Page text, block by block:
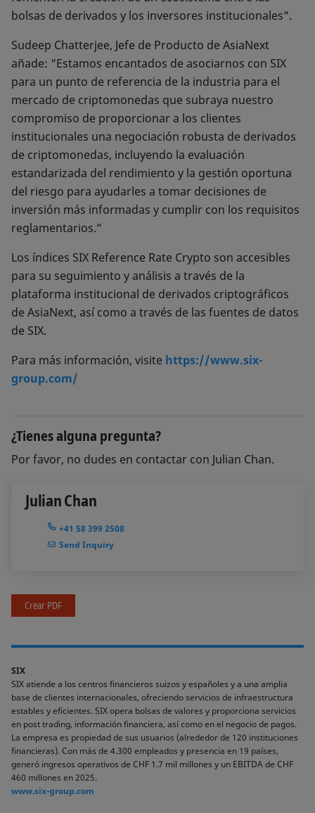
bolsas de derivados y los inversores institucionales".
Sudeep Chatterjee, Jefe de Producto de AsiaNext
añade: "Estamos encantados de asociarnos con SIX
para un punto de referencia de la industria para el
mercado de criptomonedas que subraya nuestro
compromiso de proporcionar a los clientes
institucionales una negociación robusta de derivados
de criptomonedas, incluyendo la evaluación
estandarizada del rendimiento y la gestión oportuna
del riesgo para ayudarles a tomar decisiones de
inversión más informadas y cumplir con los requisitos
reglamentarios.”
Los índices SIX Reference Rate Crypto son accesibles
para su seguimiento y análisis a través de la
plataforma institucional de derivados criptográficos
de AsiaNext, así como a través de las fuentes de datos
de SIX.
Para más información, visite https://www.six-
group.com/
¿Tienes alguna pregunta?
Por favor, no dudes en contactar con Julian Chan.
Julian Chan
+41 58 399 2508
Send Inquiry
Crear PDF
SIX
SIX atiende a los centros financieros suizos y españoles y a una amplia
base de clientes internacionales, ofreciendo servicios de infraestructura
estables y eficientes. SIX opera bolsas de valores y proporciona servicios
en post trading, información financiera, así como en el negocio de pagos.
La empresa es propiedad de sus usuarios (alrededor de 120 instituciones
financieras). Con más de 4.300 empleados y presencia en 19 países,
generó ingresos operativos de CHF 1.7 mil millones y un EBITDA de CHF
460 millones en 2025.
www.six-group.com